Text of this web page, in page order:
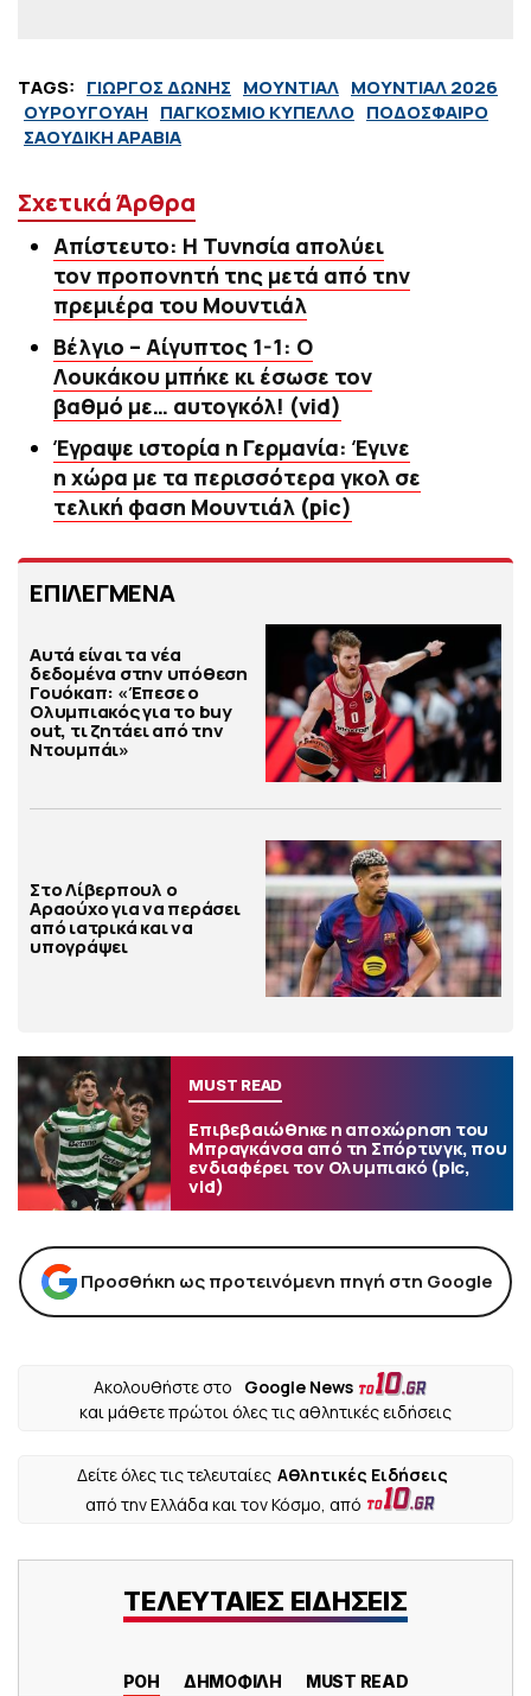
TAGS: ΓΙΩΡΓΟΣ ΔΩΝΗΣ ΜΟΥΝΤΙΑΛ ΜΟΥΝΤΙΑΛ 2026
ΟΥΡΟΥΓΟΥΑΗ ΠΑΓΚΟΣΜΙΟ ΚΥΠΕΛΛΟ ΠΟΔΟΣΦΑΙΡΟ
ΣΑΟΥΔΙΚΗ ΑΡΑΒΙΑ
Σχετικά Άρθρα
Απίστευτο: Η Τυνησία απολύει
τον προπονητή της μετά από την
πρεμιέρα του Μουντιάλ
Βέλγιο – Αίγυπτος 1-1: Ο
Λουκάκου μπήκε κι έσωσε τον
βαθμό με… αυτογκόλ! (vid)
Έγραψε ιστορία η Γερμανία: Έγινε
η χώρα με τα περισσότερα γκολ σε
τελική φαση Μουντιάλ (pic)
ΕΠΙΛΕΓΜΕΝΑ
Αυτά είναι τα νέα
δεδομένα στην υπόθεση
Γουόκαπ: «Έπεσε ο
Ολυμπιακός για το buy
out, τι ζητάει από την
Ντουμπάι»
Στο Λίβερπουλ ο
Αραούχο για να περάσει
από ιατρικά και να
υπογράψει
MUST READ
Επιβεβαιώθηκε η αποχώρηση του
Μπραγκάνσα από τη Σπόρτινγκ, που
ενδιαφέρει τον Ολυμπιακό (pic,
vid)
Προσθήκη ως προτεινόμενη πηγή στη Google
Ακολουθήστε στο
Google News
και μάθετε πρώτοι όλες τις αθλητικές ειδήσεις
Δείτε όλες τις τελευταίες Αθλητικές Ειδήσεις
από την Ελλάδα και τον Κόσμο, από
ΤΕΛΕΥΤΑΙΕΣ ΕΙΔΗΣΕΙΣ
ΡΟΗ ΔΗΜΟΦΙΛΗ MUST READ